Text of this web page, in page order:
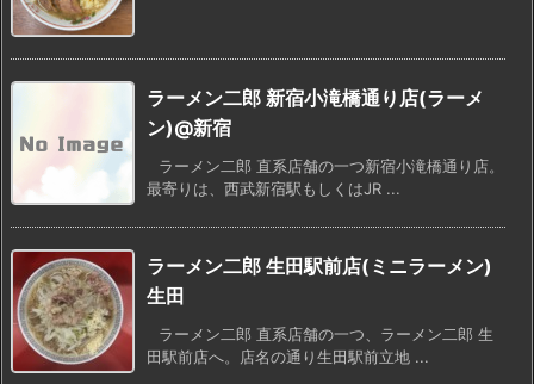
ラーメン二郎 新宿小滝橋通り店(ラーメ
ン)@新宿
ラーメン二郎 直系店舗の一つ新宿小滝橋通り店。
最寄りは、西武新宿駅もしくはJR ...
ラーメン二郎 生田駅前店(ミニラーメン)
生田
ラーメン二郎 直系店舗の一つ、ラーメン二郎 生
田駅前店へ。店名の通り生田駅前立地 ...